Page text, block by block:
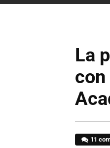
La
con
11